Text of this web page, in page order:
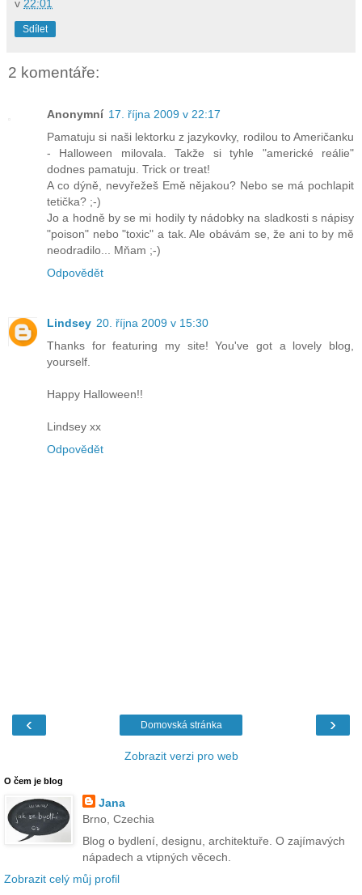
v 22:01
Sdílet
2 komentáře:
Anonymní 17. října 2009 v 22:17
Pamatuju si naši lektorku z jazykovky, rodilou to Američanku
- Halloween milovala. Takže si tyhle "americké reálie"
dodnes pamatuju. Trick or treat!
A co dýně, nevyřežeš Emě nějakou? Nebo se má pochlapit
tetička? ;-)
Jo a hodně by se mi hodily ty nádobky na sladkosti s nápisy
"poison" nebo "toxic" a tak. Ale obávám se, že ani to by mě
neodradilo... Mňam ;-)
Odpovědět
Lindsey 20. října 2009 v 15:30
Thanks for featuring my site! You've got a lovely blog,
yourself.
Happy Halloween!!
Lindsey xx
Odpovědět
‹ ›
Domovská stránka
Zobrazit verzi pro web
O čem je blog
Jana
Brno, Czechia
Blog o bydlení, designu, architektuře. O zajímavých
nápadech a vtipných věcech.
Zobrazit celý můj profil